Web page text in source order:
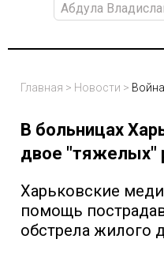
Абдула
Главная > Новости >
В больницах
двое "тяжелых"
Харьковские
помощь
обстрела жилого